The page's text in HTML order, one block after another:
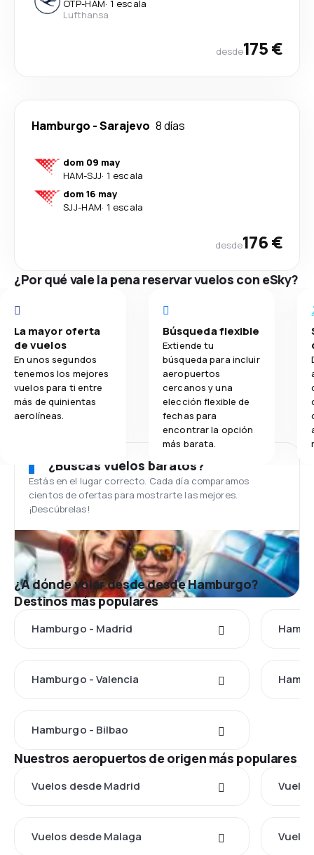
OTP-HAM· 1 escala
Lufthansa
desde175 €
Hamburgo -Sarajevo 8 días
dom 09 may
HAM-SJJ· 1 escala
dom 16 may
SJJ-HAM· 1 escala
desde176 €
¿Por qué vale la pena reservar vuelos con eSky?
La mayor oferta
de vuelos
En unos segundos
tenemos los mejores
vuelos para ti entre
más de quinientas
aerolíneas.
Búsqueda flexible
Extiende tu
búsqueda para incluir
aeropuertos
cercanos y una
elección flexible de
fechas para
encontrar la opción
más barata.
¿Buscas vuelos baratos?
Estás en el lugar correcto. Cada día comparamos
cientos de ofertas para mostrarte las mejores.
¡Descúbrelas!
¿A dónde volar desde desde Hamburgo?
Destinos más populares
Hamburgo - Madrid
Hamburgo - Valencia
Hamburgo - Bilbao
Nuestros aeropuertos de origen más populares
Vuelos desde Madrid
Vuelos desde Malaga